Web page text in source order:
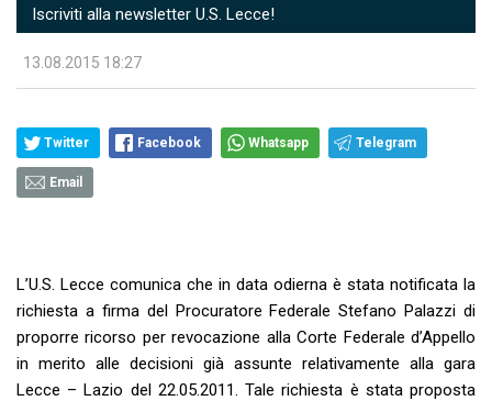
Iscriviti alla newsletter U.S. Lecce!
13.08.2015 18:27
Twitter Facebook Whatsapp Telegram
Email
L’U.S. Lecce comunica che in data odierna è stata notificata la
richiesta a firma del Procuratore Federale Stefano Palazzi di
proporre ricorso per revocazione alla Corte Federale d’Appello
in merito alle decisioni già assunte relativamente alla gara
Lecce – Lazio del 22.05.2011. Tale richiesta è stata proposta